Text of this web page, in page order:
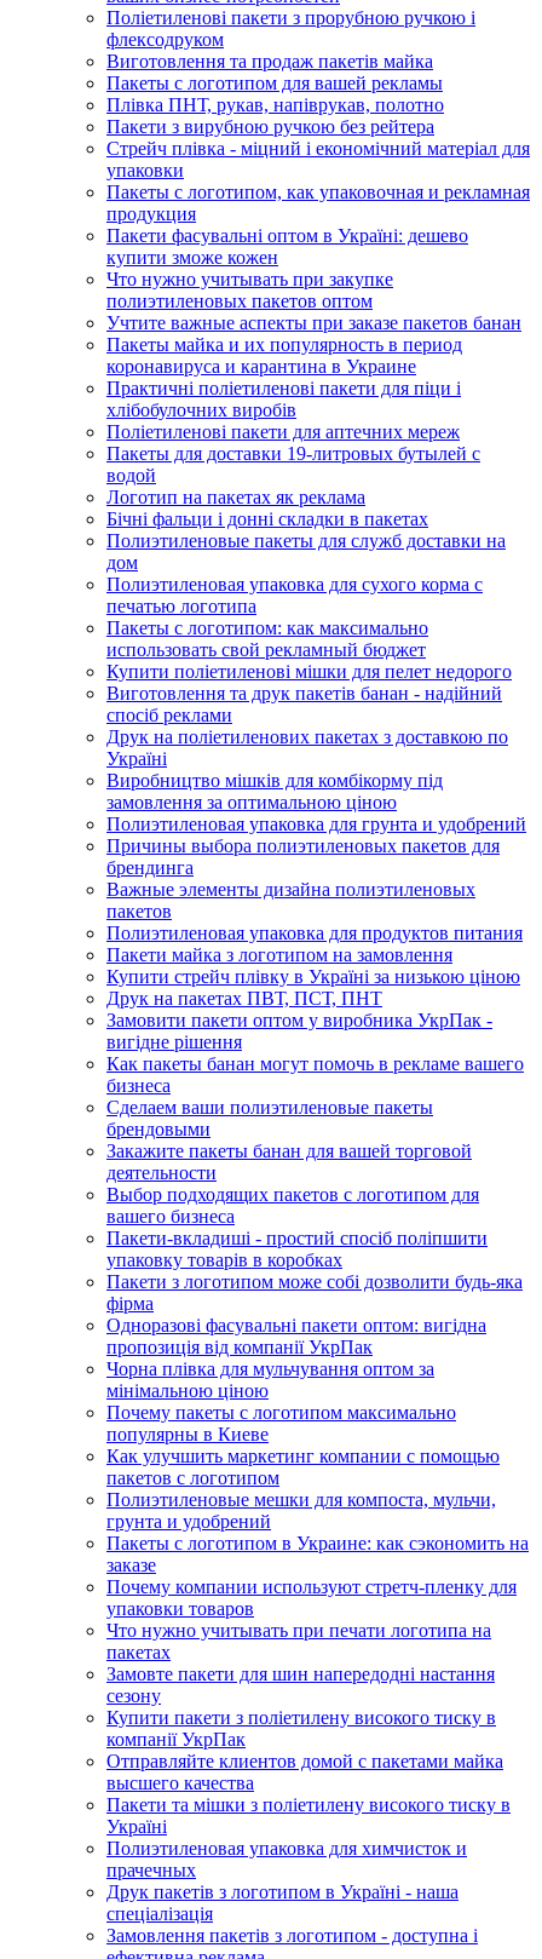
Поліетиленові пакети з прорубною ручкою і
флексодруком
Виготовлення та продаж пакетів майка
Пакеты с логотипом для вашей рекламы
Плівка ПНТ, рукав, напіврукав, полотно
Пакети з вирубною ручкою без рейтера
Стрейч плівка - міцний і економічний матеріал для
упаковки
Пакеты с логотипом, как упаковочная и рекламная
продукция
Пакети фасувальні оптом в Україні: дешево
купити зможе кожен
Что нужно учитывать при закупке
полиэтиленовых пакетов оптом
Учтите важные аспекты при заказе пакетов банан
Пакеты майка и их популярность в период
коронавируса и карантина в Украине
Практичні поліетиленові пакети для піци і
хлібобулочних виробів
Поліетиленові пакети для аптечних мереж
Пакеты для доставки 19-литровых бутылей с
водой
Логотип на пакетах як реклама
Бічні фальци і донні складки в пакетах
Полиэтиленовые пакеты для служб доставки на
дом
Полиэтиленовая упаковка для сухого корма с
печатью логотипа
Пакеты с логотипом: как максимально
использовать свой рекламный бюджет
Купити поліетиленові мішки для пелет недорого
Виготовлення та друк пакетів банан - надійний
спосіб реклами
Друк на поліетиленових пакетах з доставкою по
Україні
Виробництво мішків для комбікорму під
замовлення за оптимальною ціною
Полиэтиленовая упаковка для грунта и удобрений
Причины выбора полиэтиленовых пакетов для
брендинга
Важные элементы дизайна полиэтиленовых
пакетов
Полиэтиленовая упаковка для продуктов питания
Пакети майка з логотипом на замовлення
Купити стрейч плівку в Україні за низькою ціною
Друк на пакетах ПВТ, ПСТ, ПНТ
Замовити пакети оптом у виробника УкрПак -
вигідне рішення
Как пакеты банан могут помочь в рекламе вашего
бизнеса
Сделаем ваши полиэтиленовые пакеты
брендовыми
Закажите пакеты банан для вашей торговой
деятельности
Выбор подходящих пакетов с логотипом для
вашего бизнеса
Пакети-вкладиші - простий спосіб поліпшити
упаковку товарів в коробках
Пакети з логотипом може собі дозволити будь-яка
фірма
Одноразові фасувальні пакети оптом: вигідна
пропозиція від компанії УкрПак
Чорна плівка для мульчування оптом за
мінімальною ціною
Почему пакеты с логотипом максимально
популярны в Киеве
Как улучшить маркетинг компании с помощью
пакетов с логотипом
Полиэтиленовые мешки для компоста, мульчи,
грунта и удобрений
Пакеты с логотипом в Украине: как сэкономить на
заказе
Почему компании используют стретч-пленку для
упаковки товаров
Что нужно учитывать при печати логотипа на
пакетах
Замовте пакети для шин напередодні настання
сезону
Купити пакети з поліетилену високого тиску в
компанії УкрПак
Отправляйте клиентов домой с пакетами майка
высшего качества
Пакети та мішки з поліетилену високого тиску в
Україні
Полиэтиленовая упаковка для химчисток и
прачечных
Друк пакетів з логотипом в Україні - наша
спеціалізація
Замовлення пакетів з логотипом - доступна і